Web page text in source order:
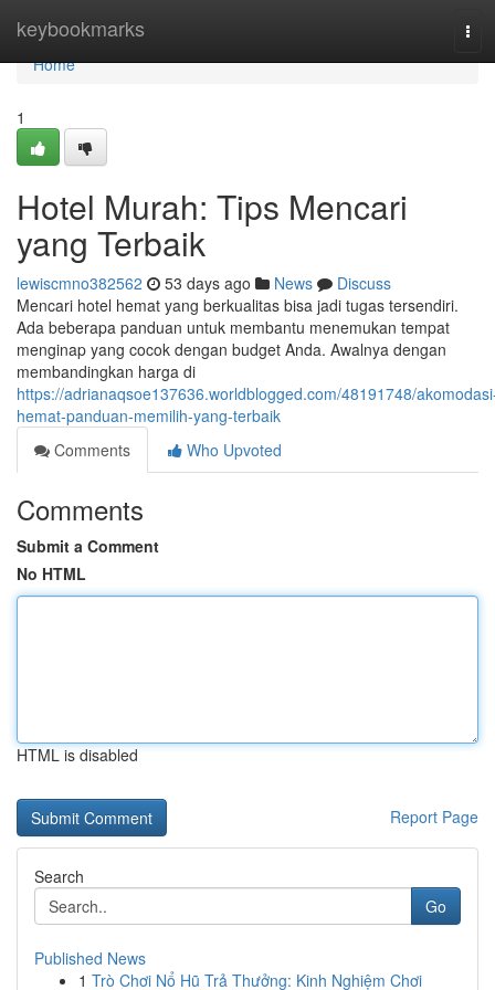
keybookmarks
Home
Home
1
Hotel Murah: Tips Mencari
yang Terbaik
lewiscmno382562 53 days ago News
Discuss
Mencari hotel hemat yang berkualitas bisa jadi tugas tersendiri.
Ada beberapa panduan untuk membantu menemukan tempat
menginap yang cocok dengan budget Anda. Awalnya dengan
membandingkan harga di
https://adrianaqsoe137636.worldblogged.com/48191748/
hemat-panduan-memilih-yang-terbaik
Comments
Who Upvoted
Comments
Submit a Comment
No HTML
HTML is disabled
Report Page
Search
Go
Published News
1 Trò Chơi Nổ Hũ Trả Thưởng: Kinh Nghiệm Chơi